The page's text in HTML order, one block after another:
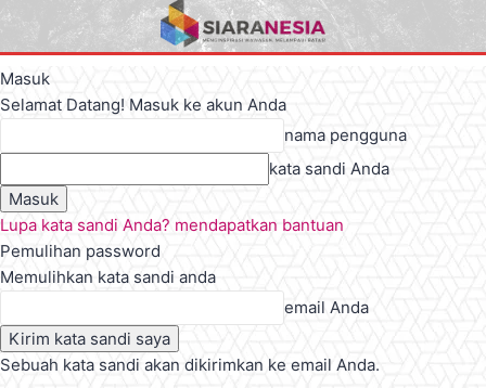
Masuk
Selamat Datang! Masuk ke akun Anda
nama pengguna
kata sandi Anda
Lupa kata sandi Anda? mendapatkan bantuan
Pemulihan password
Memulihkan kata sandi anda
email Anda
Sebuah kata sandi akan dikirimkan ke email Anda.